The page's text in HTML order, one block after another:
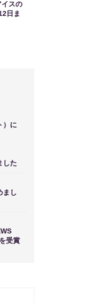
イスの
日ま
）に
した
まし
受賞